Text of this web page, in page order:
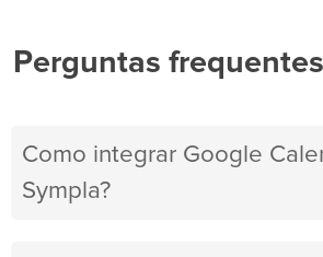
Perguntas frequentes
Como integrar Google
Sympla?